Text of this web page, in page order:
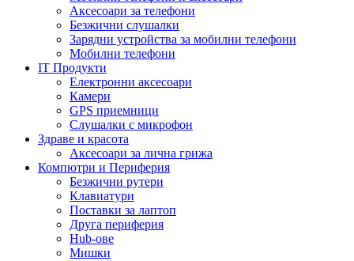
Аксесоари за телефони
Безжични слушалки
Зарядни устройства за мобилни телефони
Мобилни телефони
IT Продукти
Електронни аксесоари
Камери
GPS приемници
Слушалки с микрофон
Здраве и красота
Аксесоари за лична грижа
Компютри и Периферия
Безжични рутери
Клавиатури
Поставки за лаптоп
Друга периферия
Hub-ове
Мишки